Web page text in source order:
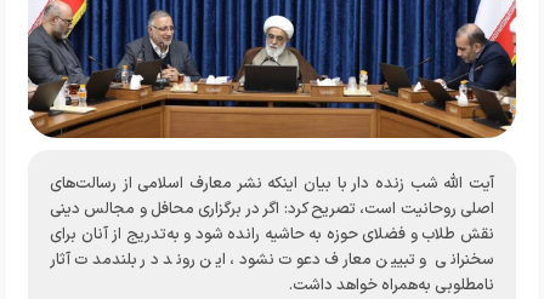
آیت الله شب زنده دار با بیان اینکه نشر معارف اسلامی از رسالت‌های
اصلی روحانیت است، تصریح کرد: اگر در برگزاری محافل و مجالس دینی
نقش طلاب و فضلای حوزه به حاشیه رانده شود و به‌تدریج از آنان برای
سخنرانی و تبیین معارف دعوت نشود، این روند در بلندمدت آثار
نامطلوبی به‌همراه خواهد داشت.